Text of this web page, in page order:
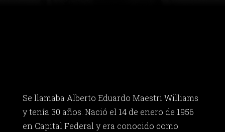
Se llamaba Alberto Eduardo Maestri Williams
y tenía 30 años. Nació el 14 de enero de 1956
en Capital Federal y era conocido como